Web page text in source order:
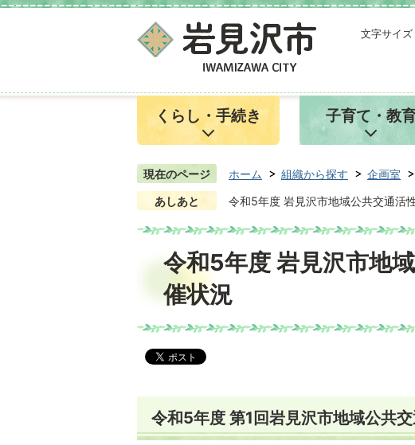
文字サイズ
くらし・手続き 子育て・教
現在のページ ホーム 組織から探す 企画室
あしあと
令和5年度 岩見沢市地域公共交通活
令和5年度 岩見沢市地
催状況
令和5年度 第1回岩見沢市地域公共